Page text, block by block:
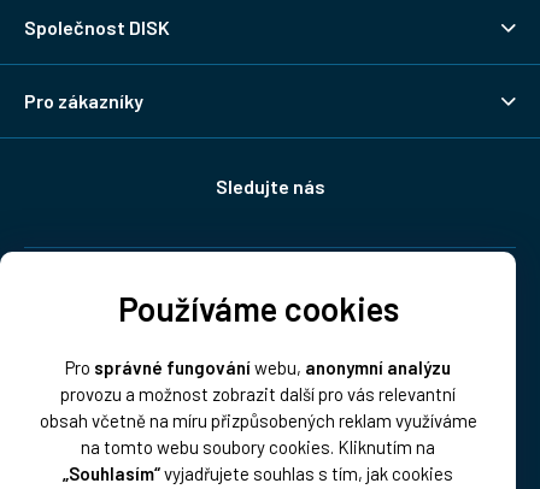
Používáme cookies
Pro správné fungováníwebu, anonymní analýzu
provozu a možnost zobrazit další pro vás relevantní
obsah včetně na míru přizpůsobených reklam využíváme
na tomto webu soubory cookies. Kliknutím na
„Souhlasím“vyjadřujete souhlas s tím, jak cookies
Společnost DISK
Pro zákazníky
Sledujte nás
Platba: